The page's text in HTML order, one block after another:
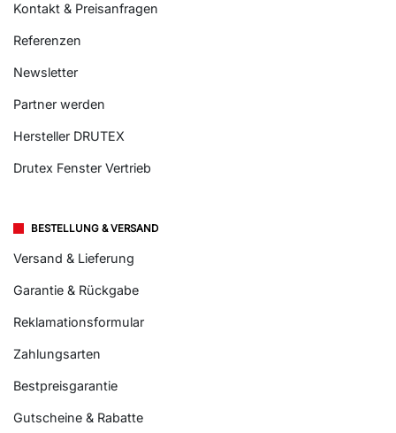
Kontakt & Preisanfragen
Referenzen
Newsletter
Partner werden
Hersteller DRUTEX
Drutex Fenster Vertrieb
BESTELLUNG & VERSAND
Versand & Lieferung
Garantie & Rückgabe
Reklamationsformular
Zahlungsarten
Bestpreisgarantie
Gutscheine & Rabatte